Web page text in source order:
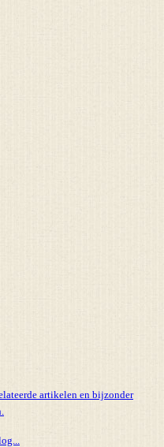
artikelen en bijzonder